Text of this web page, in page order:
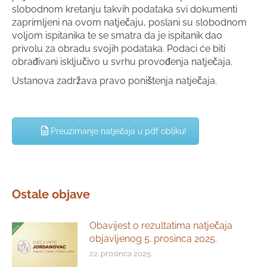
slobodnom kretanju takvih podataka svi dokumenti
zaprimljeni na ovom natječaju, poslani su slobodnom
voljom ispitanika te se smatra da je ispitanik dao
privolu za obradu svojih podataka. Podaci će biti
obrađivani isključivo u svrhu provođenja natječaja.
Ustanova zadržava pravo poništenja natječaja.
Preuzimanje natječaja u pdf obliku!
Ostale objave
Obavijest o rezultatima natječaja
objavljenog 5. prosinca 2025.
22. prosinca 2025.